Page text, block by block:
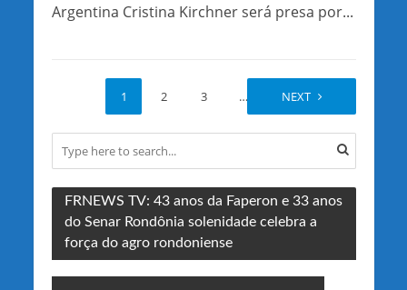
Argentina Cristina Kirchner será presa por...
1 2 3 … 15
NEXT
FRNEWS TV: 43 anos da Faperon e 33 anos
do Senar Rondônia solenidade celebra a
força do agro rondoniense